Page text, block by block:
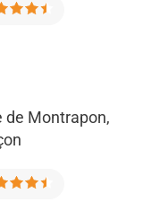
de Montrapon,